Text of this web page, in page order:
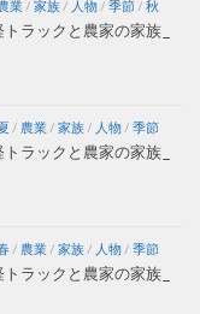
業/ 家族/ 人物/ 季節/ 秋
ラックと農家の家族_
/ 農業/ 家族/ 人物/ 季節
ラックと農家の家族_
/ 農業/ 家族/ 人物/ 季節
ラックと農家の家族_